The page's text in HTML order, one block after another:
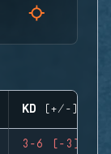
KD (+/-)
3-6 (-3)